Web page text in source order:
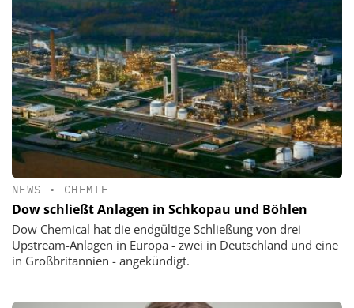
NEWS • CHEMIE
Dow schließt Anlagen in Schkopau und Böhlen
Dow Chemical hat die endgültige Schließung von drei
Upstream-Anlagen in Europa - zwei in Deutschland und eine
in Großbritannien - angekündigt.